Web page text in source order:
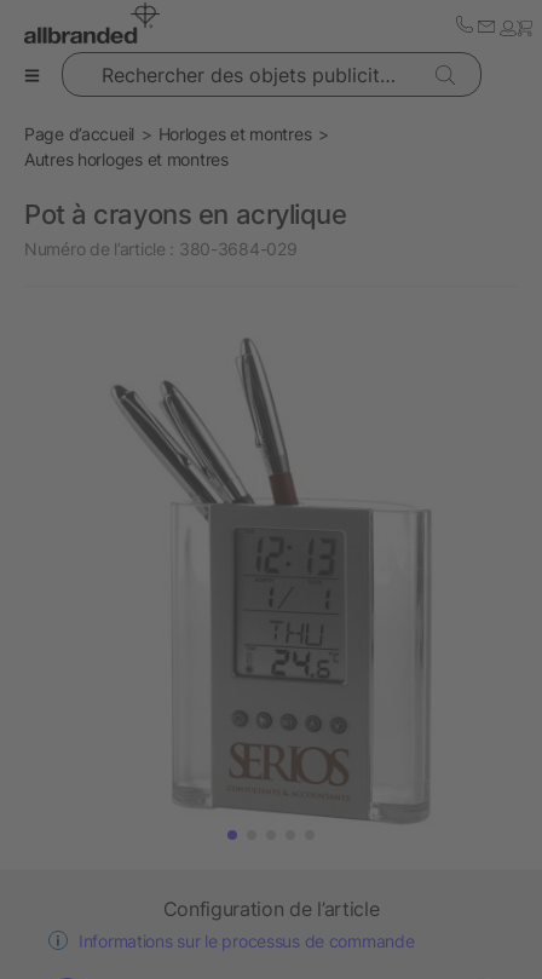
Rechercher des objets publicitaires
Page d’accueil
Horloges et montres
Autres horloges et montres
Pot à crayons en acrylique
Numéro de l’article : 380-3684-029
Configuration de l’article
Informations sur le processus de commande